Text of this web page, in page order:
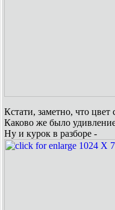
Кстати, заметно, что цвет
Каково же было
Ну и курок в разборе -